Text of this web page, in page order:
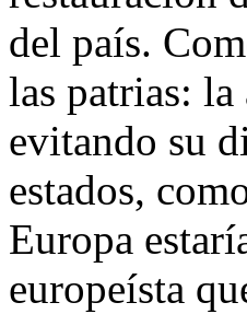
del país.
las patrias:
evitando su
estados,
Europa
europeísta